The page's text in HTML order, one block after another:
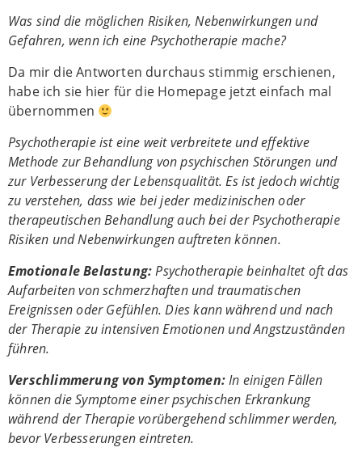
Was sind die möglichen Risiken, Nebenwirkungen und
Gefahren, wenn ich eine Psychotherapie mache?
Da mir die Antworten durchaus stimmig erschienen,
habe ich sie hier für die Homepage jetzt einfach mal
übernommen
Psychotherapie ist eine weit verbreitete und effektive
Methode zur Behandlung von psychischen Störungen und
zur Verbesserung der Lebensqualität. Es ist jedoch wichtig
zu verstehen, dass wie bei jeder medizinischen oder
therapeutischen Behandlung auch bei der Psychotherapie
Risiken und Nebenwirkungen auftreten können.
Emotionale Belastung:Psychotherapie beinhaltet oft das
Aufarbeiten von schmerzhaften und traumatischen
Ereignissen oder Gefühlen. Dies kann während und nach
der Therapie zu intensiven Emotionen und Angstzuständen
führen.
Verschlimmerung von Symptomen:In einigen Fällen
können die Symptome einer psychischen Erkrankung
während der Therapie vorübergehend schlimmer werden,
bevor Verbesserungen eintreten.